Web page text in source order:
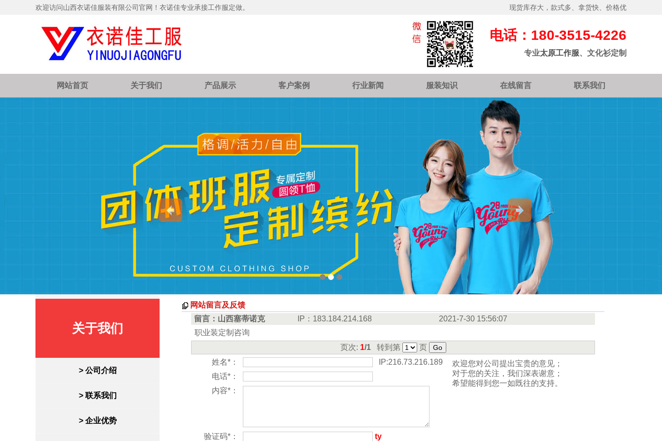
欢迎访问山西衣诺佳服装有限公司官网！衣诺佳专业承接工作服定做。 现货库存大，款式多、拿货快、价格优
电话：180-3515-4226
专业太原工作服、文化衫定制
网站首页 关于我们 产品展示 客户案例 行业新闻 服装知识 在线留言 联系我们
关于我们
> 公司介绍
> 联系我们
> 企业优势
网站留言及反馈
留言：山西塞蒂诺克
IP：183.184.214.168
2021-7-30 15:56:07
职业装定制咨询
页次: 1/1转到第
页
姓名*：
IP:216.73.216.189
电话*：
内容*：
验证码*： ty
欢迎您对公司提出宝贵的意见；
对于您的关注，我们深表谢意；
希望能得到您一如既往的支持。